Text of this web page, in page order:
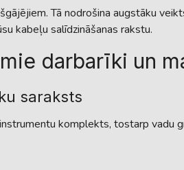
Tā nodrošina augstāku
kabeļu salīdzināšanas rakstu.
darbarīki un
saraksts
komplekts, tostarp vadu